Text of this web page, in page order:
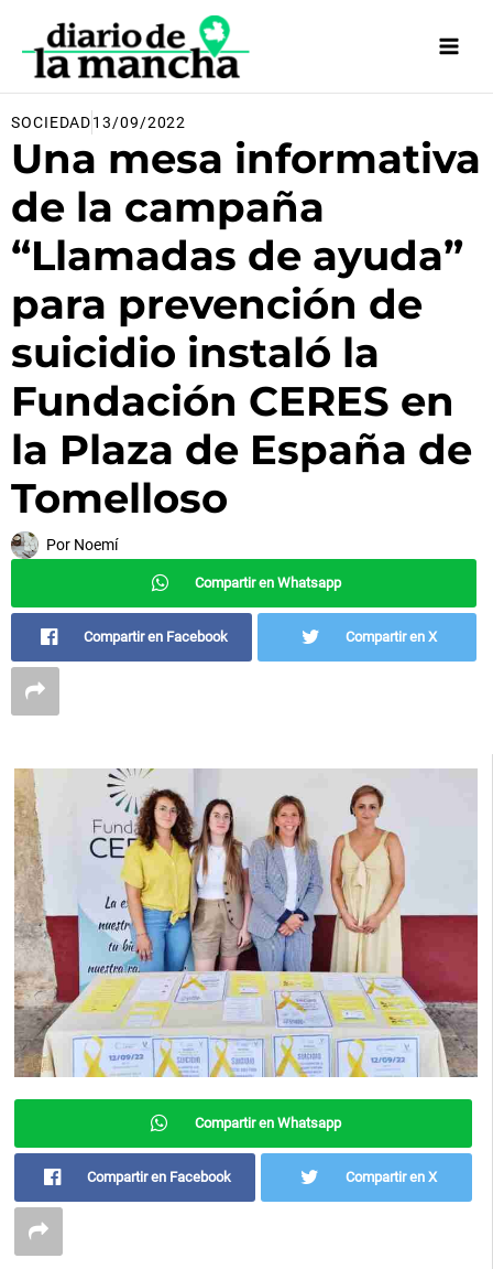
contenido
SOCIEDAD13/09/2022
Una mesa informativa
de la campaña
“Llamadas de ayuda”
para prevención de
suicidio instaló la
Fundación CERES en
la Plaza de España de
Tomelloso
Por Noemí
Compartir en Whatsapp
Compartir en Facebook Compartir en X
Compartir en Whatsapp
Compartir en Facebook Compartir en X